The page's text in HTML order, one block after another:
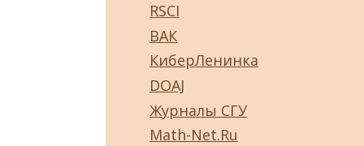
RSCI
ВАК
КиберЛенинка
DOAJ
Журналы СГУ
Math-Net.Ru